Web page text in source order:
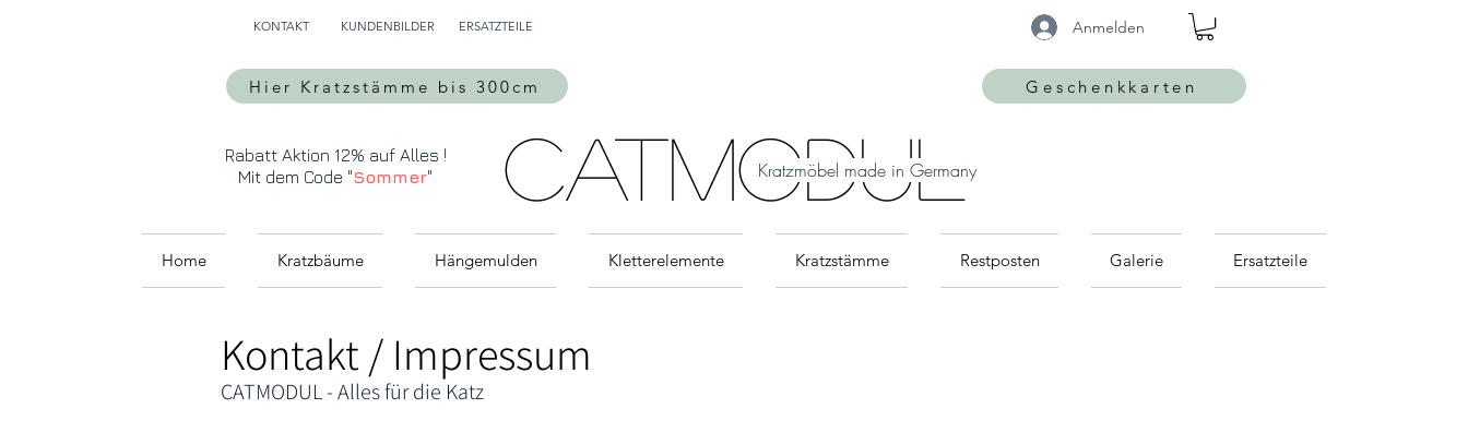
KONTAKT KUNDENBILDER ERSATZTEILE
Hier Kratzstämme bis 300cm
Anmelden
Geschenkkarten
Rabatt Aktion 12% auf Alles !
Mit dem Code "Sommer" CatModul
Kratzmöbel made in Germany
Home Kratzbäume Hängemulden Kletterelemente Kratzstämme Restposten Galerie Ersatzteile
Kontakt / Impressum
CATMODUL - Alles für die Katz